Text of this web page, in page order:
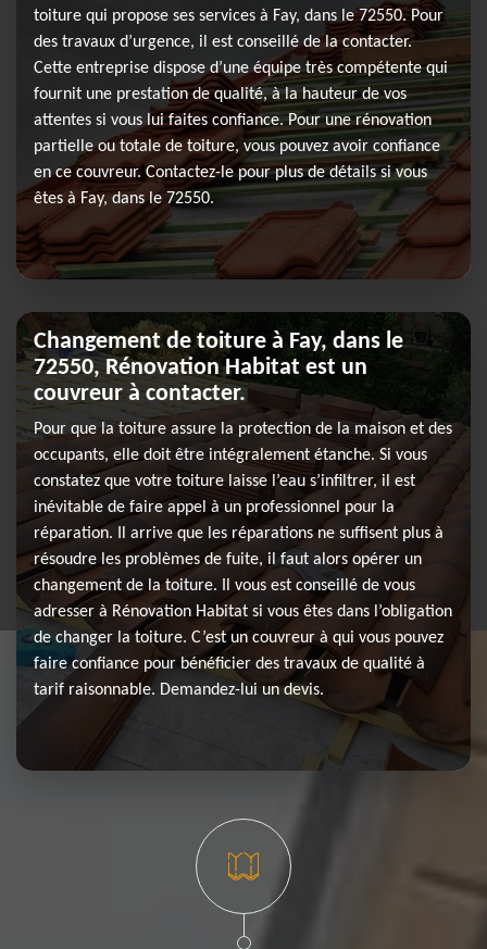
toiture qui propose ses services à Fay, dans le 72550. Pour
des travaux d’urgence, il est conseillé de la contacter.
Cette entreprise dispose d’une équipe très compétente qui
fournit une prestation de qualité, à la hauteur de vos
attentes si vous lui faites confiance. Pour une rénovation
partielle ou totale de toiture, vous pouvez avoir confiance
en ce couvreur. Contactez-le pour plus de détails si vous
êtes à Fay, dans le 72550.
Changement de toiture à Fay, dans le
72550, Rénovation Habitat est un
couvreur à contacter.
Pour que la toiture assure la protection de la maison et des
occupants, elle doit être intégralement étanche. Si vous
constatez que votre toiture laisse l’eau s’infiltrer, il est
inévitable de faire appel à un professionnel pour la
réparation. Il arrive que les réparations ne suffisent plus à
résoudre les problèmes de fuite, il faut alors opérer un
changement de la toiture. Il vous est conseillé de vous
adresser à Rénovation Habitat si vous êtes dans l’obligation
de changer la toiture. C’est un couvreur à qui vous pouvez
faire confiance pour bénéficier des travaux de qualité à
tarif raisonnable. Demandez-lui un devis.